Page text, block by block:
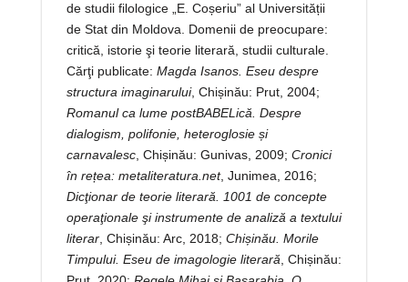
de studii filologice „E. Coșeriu” al Universității
de Stat din Moldova. Domenii de preocupare:
critică, istorie şi teorie literară, studii culturale.
Cărţi publicate: Magda Isanos. Eseu despre
structura imaginarului, Chișinău: Prut, 2004;
Romanul ca lume postBABELică. Despre
dialogism, polifonie, heteroglosie și
carnavalesc, Chișinău: Gunivas, 2009; Cronici
în rețea: metaliteratura.net, Junimea, 2016;
Dicţionar de teorie literară. 1001 de concepte
operaţionale şi instrumente de analiză a textului
literar, Chișinău: Arc, 2018; Chișinău. Morile
Timpului. Eseu de imagologie literară , Chișinău: